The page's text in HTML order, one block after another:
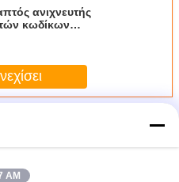
ανιχνευτής
κωδίκων
υπολογιστών
AM